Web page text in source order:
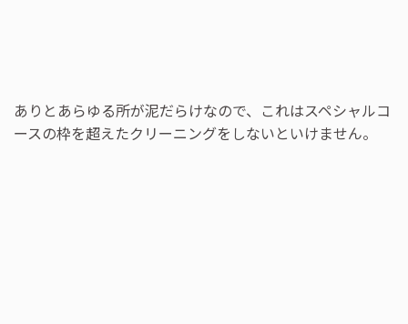
ありとあらゆる所が泥だらけなので、これはスペシャルコ
ースの枠を超えたクリーニングをしないといけません。